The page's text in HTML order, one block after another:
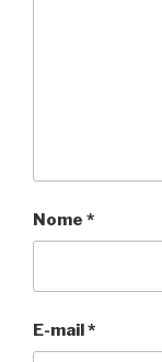
Nome *
E-mail*